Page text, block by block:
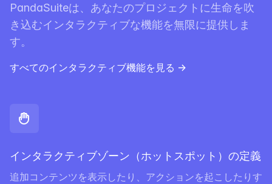
PandaSuiteは、あなたのプロジェクトに生命を吹
き込むインタラクティブな機能を無限に提供しま
す。
すべてのインタラクティブ機能を見る →
インタラクティブゾーン（ホットスポット）の定義
追加コンテンツを表示したり、アクションを起こしたりす